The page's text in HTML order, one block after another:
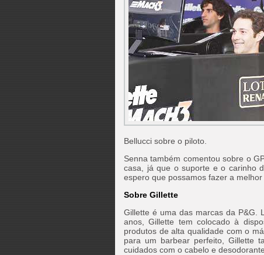
Bellucci sobre o piloto.
Senna também comentou sobre o
casa, já que o suporte e o carinho
espero que possamos fazer a
Sobre Gillette
Gillette é uma das marcas da P&G.
anos, Gillette tem colocado à
produtos de alta qualidade com o
para um barbear perfeito, Gillette
cuidados com o cabelo e